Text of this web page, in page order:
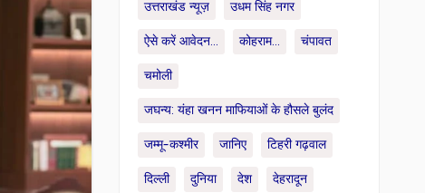
उत्तराखंड न्यूज़ उधम सिंह नगर
ऐसे करें आवेदन... कोहराम... चंपावत
चमोली
जघन्य: यंहा खनन माफियाओं के हौसले बुलंद
जम्मू-कश्मीर जानिए टिहरी गढ़वाल
दिल्ली दुनिया देश देहरादून